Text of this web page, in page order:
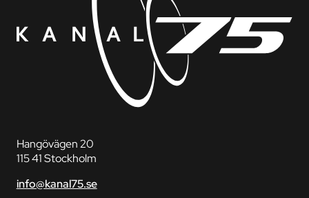
Hangövägen 20
115 41 Stockholm
info@kanal75.se